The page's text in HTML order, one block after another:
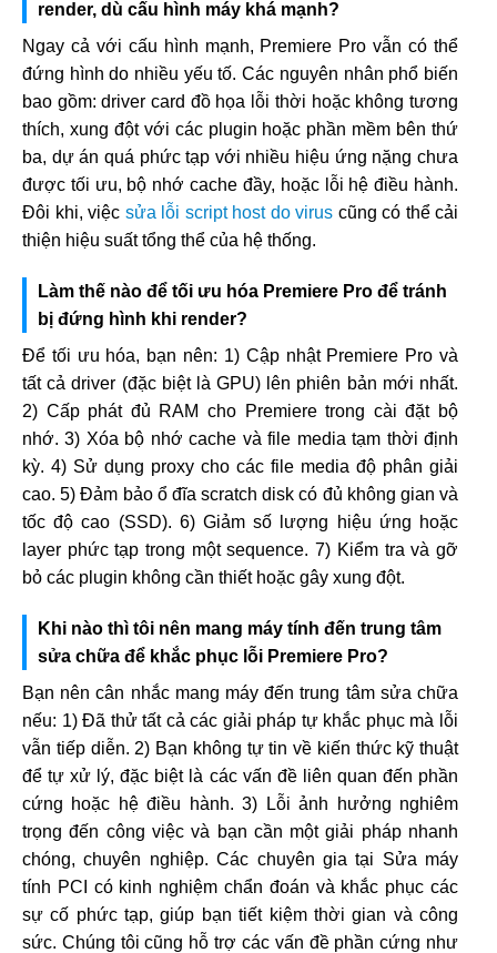
render, dù cấu hình máy khá mạnh?
Ngay cả với cấu hình mạnh, Premiere Pro vẫn có thể
đứng hình do nhiều yếu tố. Các nguyên nhân phổ biến
bao gồm: driver card đồ họa lỗi thời hoặc không tương
thích, xung đột với các plugin hoặc phần mềm bên thứ
ba, dự án quá phức tạp với nhiều hiệu ứng nặng chưa
được tối ưu, bộ nhớ cache đầy, hoặc lỗi hệ điều hành.
Đôi khi, việc sửa lỗi script host do virus cũng có thể cải
thiện hiệu suất tổng thể của hệ thống.
Làm thế nào để tối ưu hóa Premiere Pro để tránh
bị đứng hình khi render?
Để tối ưu hóa, bạn nên: 1) Cập nhật Premiere Pro và
tất cả driver (đặc biệt là GPU) lên phiên bản mới nhất.
2) Cấp phát đủ RAM cho Premiere trong cài đặt bộ
nhớ. 3) Xóa bộ nhớ cache và file media tạm thời định
kỳ. 4) Sử dụng proxy cho các file media độ phân giải
cao. 5) Đảm bảo ổ đĩa scratch disk có đủ không gian và
tốc độ cao (SSD). 6) Giảm số lượng hiệu ứng hoặc
layer phức tạp trong một sequence. 7) Kiểm tra và gỡ
bỏ các plugin không cần thiết hoặc gây xung đột.
Khi nào thì tôi nên mang máy tính đến trung tâm
sửa chữa để khắc phục lỗi Premiere Pro?
Bạn nên cân nhắc mang máy đến trung tâm sửa chữa
nếu: 1) Đã thử tất cả các giải pháp tự khắc phục mà lỗi
vẫn tiếp diễn. 2) Bạn không tự tin về kiến thức kỹ thuật
để tự xử lý, đặc biệt là các vấn đề liên quan đến phần
cứng hoặc hệ điều hành. 3) Lỗi ảnh hưởng nghiêm
trọng đến công việc và bạn cần một giải pháp nhanh
chóng, chuyên nghiệp. Các chuyên gia tại Sửa máy
tính PCI có kinh nghiệm chẩn đoán và khắc phục các
sự cố phức tạp, giúp bạn tiết kiệm thời gian và công
sức. Chúng tôi cũng hỗ trợ các vấn đề phần cứng như